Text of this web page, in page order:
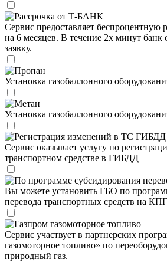
Рассрочка от Т-БАНК
Сервис предоставляет беспроцентную
на 6 месяцев. В течение 2х минут банк
заявку.
Пропан
Установка газобаллонного
Метан
Установка газобаллонного
Регистрация изменений в ТС ГИБДД
Сервис оказывает услугу по
транспортном средстве в ГИБДД
По программе субсидирования
Вы можете установить ГБО по
перевода транспортных средств на КПГ
Газпром газомоторное топливо
Сервис участвует в партнерских
газомоторное топливо» по
природный газ.